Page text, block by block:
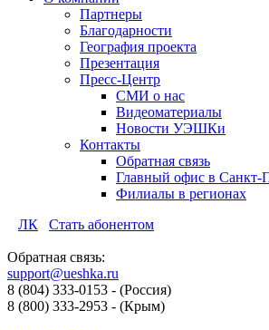
Партнеры
Благодарности
География проекта
Презентация
Пресс-Центр
СМИ о нас
Видеоматериалы
Новости УЭШКи
Контакты
Обратная связь
Главный офис в Санкт-
Филиалы в регионах
ЛК
Стать абонентом
Обратная связь:
support@ueshka.ru
8 (804) 333-0153 - (Россия)
8 (800) 333-2953 - (Крым)